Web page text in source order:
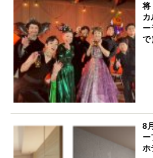
将
カ
ー
で
8
ホ